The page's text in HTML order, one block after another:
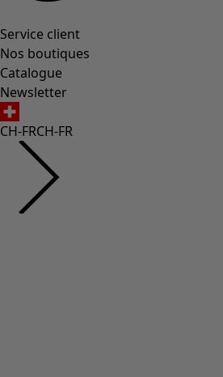
Service client
Nos boutiques
Catalogue
Newsletter
CH-FRCH-FR